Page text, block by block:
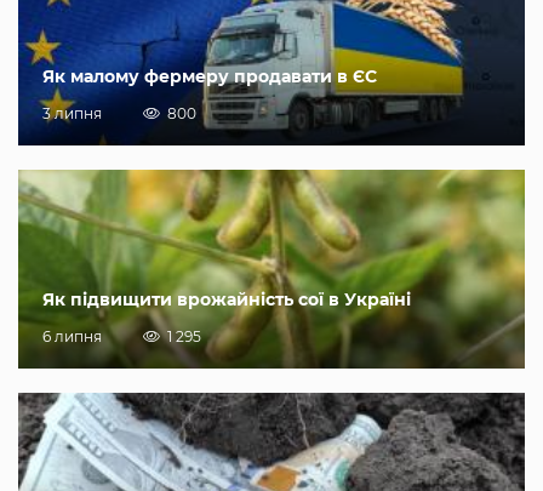
Як малому фермеру продавати в ЄС
3 липня 800
Як підвищити врожайність сої в Україні
6 липня 1 295